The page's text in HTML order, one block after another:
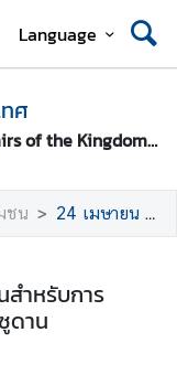
Language
ศ
Ministry of Foreign Affairs of the Kingdom of Thailand
ชน 24 เมษายน 2566 : หมายเลขฉุกเฉินสําหรับการติดตามให้ความช่วยเหลือคนไทยในซูดาน
สําหรับการ
ดาน